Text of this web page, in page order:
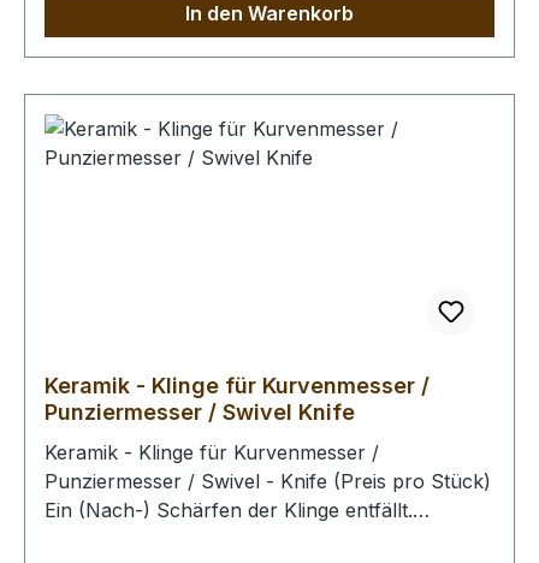
einen praktischen ebenfalls anschraubbaren
Klingenschutz. Die Klingen sind aus 0,5 mm
sind auf 2 Seiten angeschliffen. Ein Verwinden
der Klinge beim Schneiden ist auf Grund der
Materialeigenschaften ausgeschlossen. Sie
In den Warenkorb
Keramik - Klinge für Kurvenmesser /
Punziermesser / Swivel Knife
Keramik - Klinge für Kurvenmesser /
Punziermesser / Swivel - Knife (Preis pro Stück)
Ein (Nach-) Schärfen der Klinge entfällt.